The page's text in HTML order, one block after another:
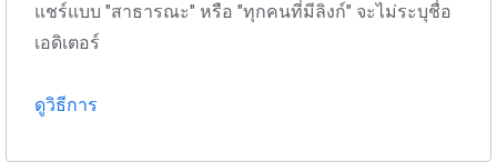
แชร์แบบ "สาธารณะ" หรือ "ทุกคนที่มีลิงก์" จะไม่ระบุชื่อ
เอดิเตอร์
ดูวิธีการ